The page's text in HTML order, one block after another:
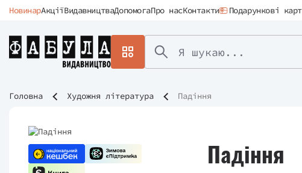
НовинарАкціїВидавництваДопомогаПро насКонтакти Подарункові
Головна Художня література Падіння
Падіння